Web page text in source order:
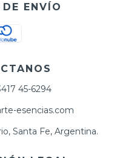
ENVÍO
45-6294
esencias.com
Santa Fe, Argentina.